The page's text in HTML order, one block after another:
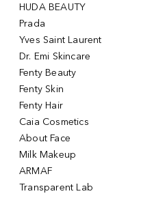
HUDA BEAUTY
Prada
Yves Saint Laurent
Dr. Emi Skincare
Fenty Beauty
Fenty Skin
Fenty Hair
Caia Cosmetics
About Face
Milk Makeup
ARMAF
Transparent Lab